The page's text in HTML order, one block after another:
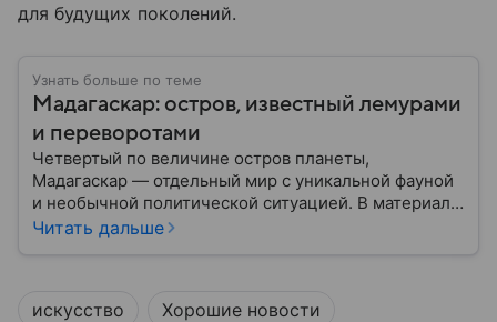
для будущих поколений.
Узнать больше по теме
Мадагаскар: остров, известный лемурами
и переворотами
Четвертый по величине остров планеты,
Мадагаскар — отдельный мир с уникальной фауной
и необычной политической ситуацией. В материале
рассказываем, что это за страна, где она на карте,
Читать дальше
искусство Хорошие новости